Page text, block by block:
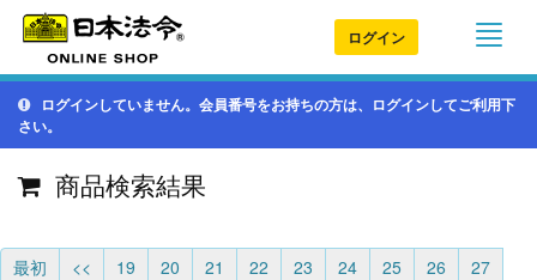
ログイン
ログインしていません。会員番号をお持ちの方は、ログインしてご利用下
さい。
商品検索結果
最初 << 19 20 21 22 23 24 25 26
27